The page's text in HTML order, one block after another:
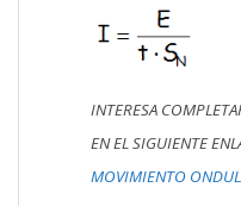
INTERESA
EN EL SIGUIENTE
MOVIMIENTO